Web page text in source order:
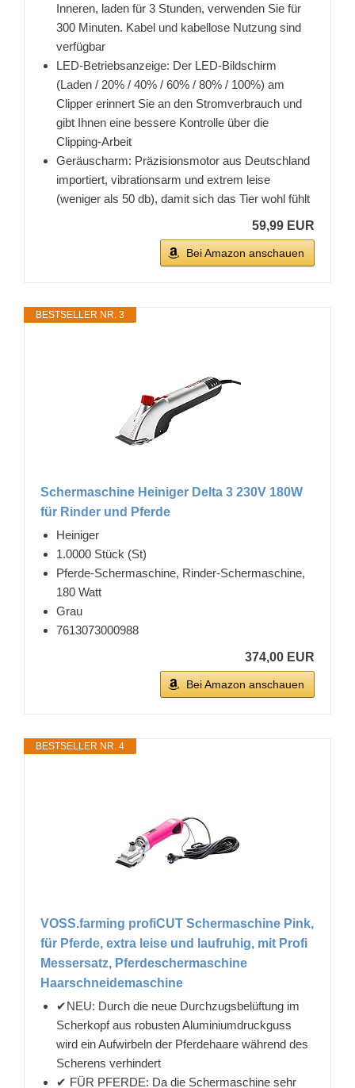
Inneren, laden für 3 Stunden, verwenden Sie für
300 Minuten. Kabel und kabellose Nutzung sind
verfügbar
LED-Betriebsanzeige: Der LED-Bildschirm
(Laden / 20% / 40% / 60% / 80% / 100%) am
Clipper erinnert Sie an den Stromverbrauch und
gibt Ihnen eine bessere Kontrolle über die
Clipping-Arbeit
Geräuscharm: Präzisionsmotor aus Deutschland
importiert, vibrationsarm und extrem leise
(weniger als 50 db), damit sich das Tier wohl fühlt
59,99 EUR
Bei Amazon anschauen
BESTSELLER NR. 3
Schermaschine Heiniger Delta 3 230V 180W
für Rinder und Pferde
Heiniger
1.0000 Stück (St)
Pferde-Schermaschine, Rinder-Schermaschine,
180 Watt
Grau
7613073000988
374,00 EUR
Bei Amazon anschauen
BESTSELLER NR. 4
VOSS.farming profiCUT Schermaschine Pink,
für Pferde, extra leise und laufruhig, mit Profi
Messersatz, Pferdeschermaschine
Haarschneidemaschine
✔NEU: Durch die neue Durchzugsbelüftung im
Scherkopf aus robusten Aluminiumdruckguss
wird ein Aufwirbeln der Pferdehaare während des
Scherens verhindert
✔ FÜR PFERDE: Da die Schermaschine sehr